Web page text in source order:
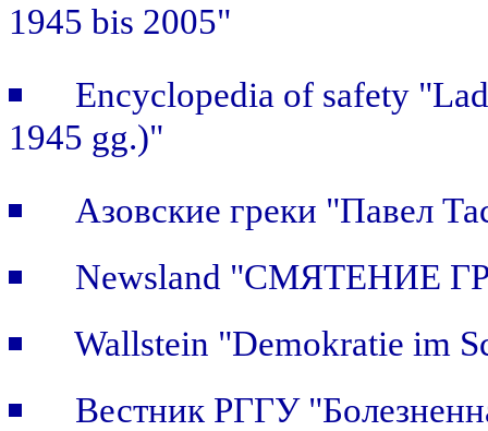
1945 bis 2005"
Encyclopedia of safety
1945 gg.)"
Азовские греки "Павел
Newsland "СМЯТЕНИЕ
Wallstein "Demokratie im
Вестник РГГУ